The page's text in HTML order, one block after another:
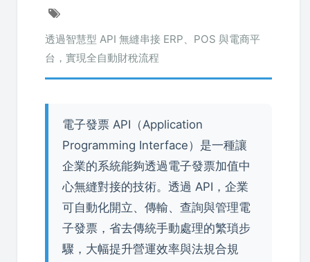
透過智慧型 API 無縫串接 ERP、POS 與電商平
台，實現全自動財稅流程
電子發票 API（Application
Programming Interface）是一種讓
企業的系統能夠透過電子發票加值中
心無縫對接的技術。透過 API，企業
可自動化開立、傳輸、查詢與管理電
子發票，省去傳統手動處理的繁瑣步
驟，大幅提升營運效率與法規合規